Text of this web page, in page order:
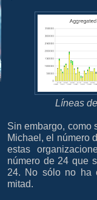
Líneas
Sin embargo, como
Michael, el número
estas
número de 24 que
24. No sólo no ha
mitad.